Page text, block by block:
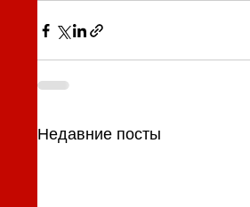
Недавние посты